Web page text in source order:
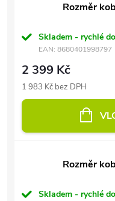
Rozměr
Skladem - rychlé
EAN: 8680401998797
2 399 Kč
1 983 Kč bez DPH
Rozměr
Skladem - rychlé